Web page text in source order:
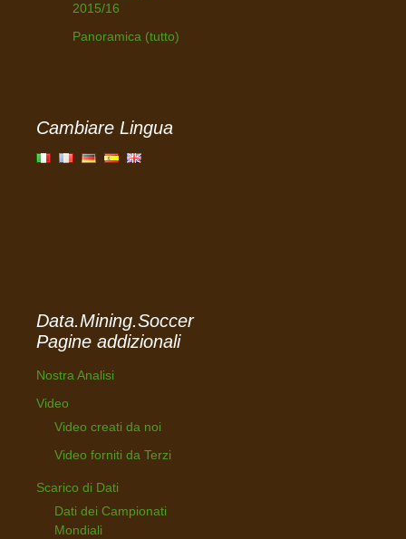
2015/16
Panoramica (tutto)
Cambiare Lingua
Data.Mining.Soccer
Pagine addizionali
Nostra Analisi
Video
Video creati da noi
Video forniti da Terzi
Scarico di Dati
Dati dei Campionati
Mondiali